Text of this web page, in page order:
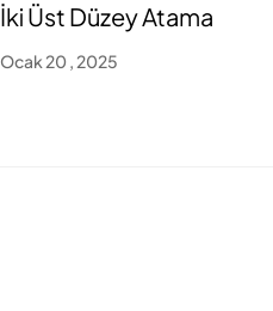
İki Üst Düzey Atama
Ocak 20 , 2025